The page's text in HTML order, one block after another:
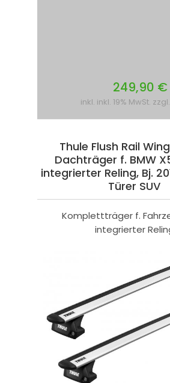
249,90 €
inkl. inkl. 19% MwSt. zzgl.
Thule Flush Rail
Dachträger f. BMW
integrierter Reling, Bj.
Türer SUV
Komplettträger f.
integrierter